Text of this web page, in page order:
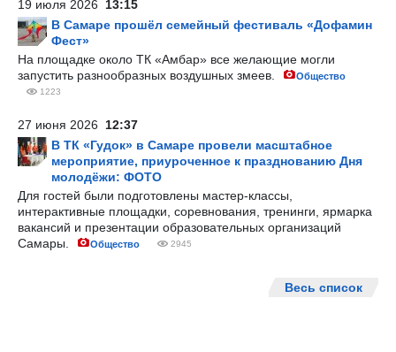
19 июля 2026 13:15
В Самаре прошёл семейный фестиваль «Дофамин
Фест»
На площадке около ТК «Амбар» все желающие могли
запустить разнообразных воздушных змеев.
Общество
1223
27 июня 2026 12:37
В ТК «Гудок» в Самаре провели масштабное
мероприятие, приуроченное к празднованию Дня
молодёжи: ФОТО
Для гостей были подготовлены мастер-классы,
интерактивные площадки, соревнования, тренинги, ярмарка
вакансий и презентации образовательных организаций
Самары.
Общество 2945
Весь список